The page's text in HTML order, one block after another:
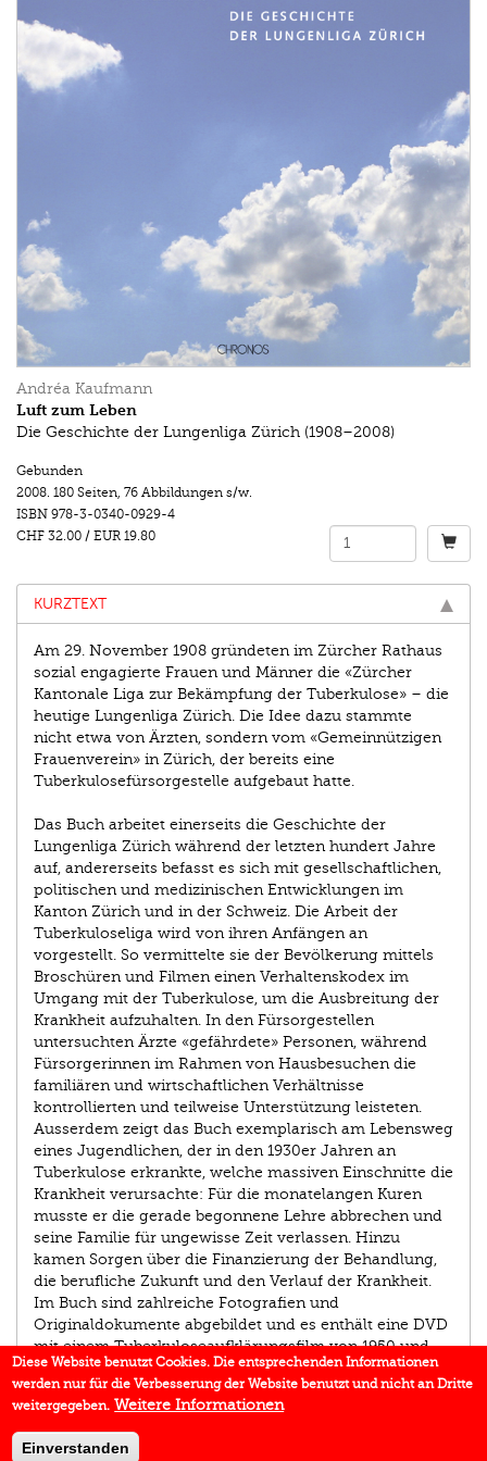
Andréa Kaufmann
Luft zum Leben
Die Geschichte der Lungenliga Zürich (1908–2008)
Gebunden
2008. 180 Seiten 76 Abbildungen s/w.
ISBN 978-3-0340-0929-4
CHF 32.00 / EUR 19.80
KURZTEXT
Am 29. November 1908 gründeten im Zürcher Rathaus
sozial engagierte Frauen und Männer die «Zürcher
Kantonale Liga zur Bekämpfung der Tuberkulose» – die
heutige Lungenliga Zürich. Die Idee dazu stammte
nicht etwa von Ärzten, sondern vom «Gemeinnützigen
Frauenverein» in Zürich, der bereits eine
Tuberkulosefürsorgestelle aufgebaut hatte.
Das Buch arbeitet einerseits die Geschichte der
Lungenliga Zürich während der letzten hundert Jahre
auf, andererseits befasst es sich mit gesellschaftlichen,
politischen und medizinischen Entwicklungen im
Kanton Zürich und in der Schweiz. Die Arbeit der
Tuberkuloseliga wird von ihren Anfängen an
vorgestellt. So vermittelte sie der Bevölkerung mittels
Broschüren und Filmen einen Verhaltenskodex im
Umgang mit der Tuberkulose, um die Ausbreitung der
Krankheit aufzuhalten. In den Fürsorgestellen
untersuchten Ärzte «gefährdete» Personen, während
Fürsorgerinnen im Rahmen von Hausbesuchen die
familiären und wirtschaftlichen Verhältnisse
kontrollierten und teilweise Unterstützung leisteten.
Ausserdem zeigt das Buch exemplarisch am Lebensweg
eines Jugendlichen, der in den 1930er Jahren an
Tuberkulose erkrankte, welche massiven Einschnitte die
Krankheit verursachte: Für die monatelangen Kuren
musste er die gerade begonnene Lehre abbrechen und
seine Familie für ungewisse Zeit verlassen. Hinzu
kamen Sorgen über die Finanzierung der Behandlung,
die berufliche Zukunft und den Verlauf der Krankheit.
Im Buch sind zahlreiche Fotografien und
Originaldokumente abgebildet und es enthält eine DVD
mit einem Tuberkuloseaufklärungsfilm von 1950 und
dem Dokumentarfilm «Spuren der Zeit – Tuberkulose in
der Schweiz» (Schweizer Fernsehen, 2006).
AUTOR/IN
Diese Website benutzt Cookies. Die entsprechenden Informationen
werden nur für die Verbesserung der Website benutzt und nicht an Dritte
weitergegeben. Weitere Informationen
Einverstanden